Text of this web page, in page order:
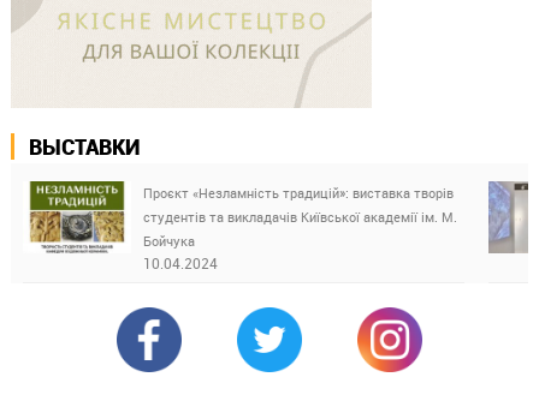
ВЫСТАВКИ
Проєкт «Незламність традицій»: виставка творів
студентів та викладачів Київської академії ім. М.
Бойчука
10.04.2024